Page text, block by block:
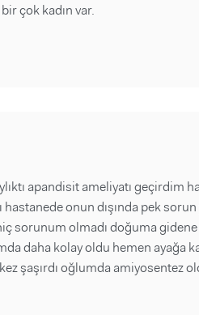
çok kadın var.
apandisit ameliyatı geçirdim
hastanede onun dışında pek
sorunum olmadı doğuma
daha kolay oldu hemen ayağa
şaşırdı oğlumda amiyosentez